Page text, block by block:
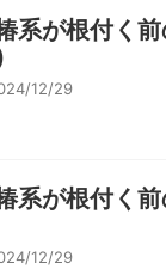
系が根付く
12/29
系が根付く
12/29